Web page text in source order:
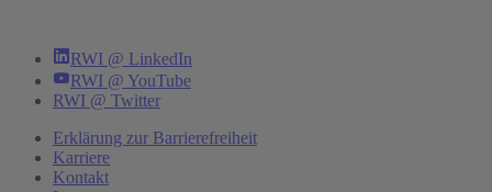
RWI @ LinkedIn
RWI @ YouTube
RWI @ Twitter
Erklärung zur Barrierefreiheit
Karriere
Kontakt